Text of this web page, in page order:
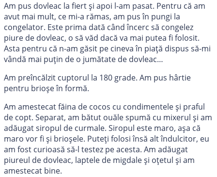
Am pus dovleac la fiert și apoi l-am pasat. Pentru că am
avut mai mult, ce mi-a rămas, am pus în pungi la
congelator. Este prima dată când încerc să congelez
piure de dovleac, o să văd dacă va mai putea fi folosit.
Asta pentru că n-am găsit pe cineva în piață dispus să-mi
vândă mai puțin de o jumătate de dovleac…
Am preîncălzit cuptorul la 180 grade. Am pus hârtie
pentru brioșe în formă.
Am amestecat făina de cocos cu condimentele și praful
de copt. Separat, am bătut ouăle spumă cu mixerul și am
adăugat siropul de curmale. Siropul este maro, așa că
maro vor fi și brioșele. Puteți folosi însă alt îndulcitor, eu
am fost curioasă să-l testez pe acesta. Am adăugat
piureul de dovleac, laptele de migdale și oțetul și am
amestecat bine.